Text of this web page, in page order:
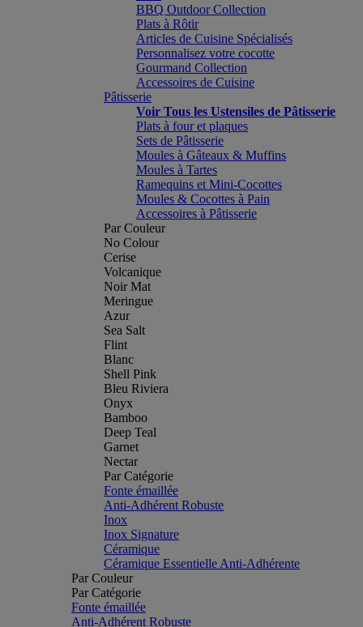
BBQ Outdoor Collection
Plats à Rôtir
Articles de Cuisine Spécialisés
Personnalisez votre cocotte
Gourmand Collection
Accessoires de Cuisine
Pâtisserie
Voir Tous les Ustensiles de Pâtisserie
Plats à four et plaques
Sets de Pâtisserie
Moules à Gâteaux & Muffins
Moules à Tartes
Ramequins et Mini-Cocottes
Moules & Cocottes à Pain
Accessoires à Pâtisserie
Par Couleur
No Colour
Cerise
Volcanique
Noir Mat
Meringue
Azur
Sea Salt
Flint
Blanc
Shell Pink
Bleu Riviera
Onyx
Bamboo
Deep Teal
Garnet
Nectar
Par Catégorie
Fonte émaillée
Anti-Adhérent Robuste
Inox
Inox Signature
Céramique
Céramique Essentielle Anti-Adhérente
Par Couleur
Par Catégorie
Fonte émaillée
Anti-Adhérent Robuste